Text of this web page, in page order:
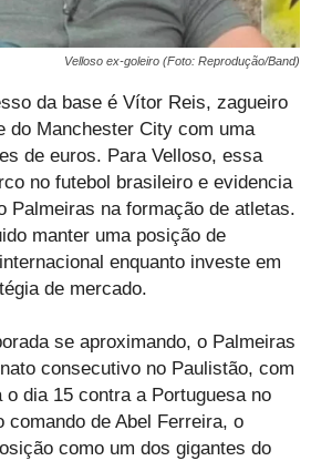
Velloso ex-goleiro (Foto: Reprodução/Band)
da base é Vítor Reis, zagueiro
do Manchester City com uma
de euros. Para Velloso, essa
no futebol brasileiro e evidencia
Palmeiras na formação de atletas.
manter uma posição de
enquanto investe em
de mercado.
se aproximando, o Palmeiras
consecutivo no Paulistão, com
dia 15 contra a Portuguesa no
comando de Abel Ferreira, o
como um dos gigantes do